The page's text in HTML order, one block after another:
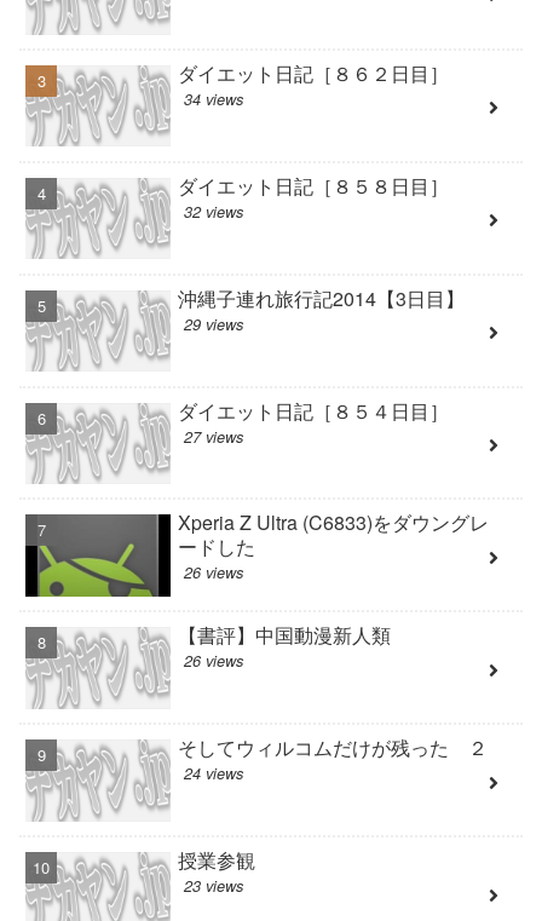
ダイエット日記［８６２日目］
34 views
ダイエット日記［８５８日目］
32 views
沖縄子連れ旅行記2014【3日目】
29 views
ダイエット日記［８５４日目］
27 views
Xperia Z Ultra (C6833)をダウングレ
ードした
26 views
【書評】中国動漫新人類
26 views
そしてウィルコムだけが残った ２
24 views
授業参観
23 views